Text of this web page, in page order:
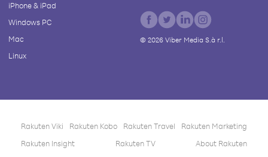
iPhone & iPad
Windows PC
Mac
Linux
© 2026Viber Media S.à r.l.
Rakuten Viki Rakuten Kobo Rakuten Travel
Rakuten Marketing
Rakuten Insight
Rakuten TV About Rakuten